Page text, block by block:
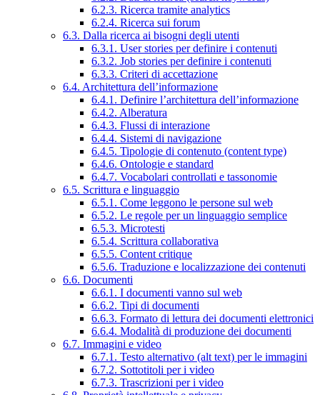
6.2.3. Ricerca tramite analytics
6.2.4. Ricerca sui forum
6.3. Dalla ricerca ai bisogni degli utenti
6.3.1. User stories per definire i contenuti
6.3.2. Job stories per definire i contenuti
6.3.3. Criteri di accettazione
6.4. Architettura dell’informazione
6.4.1. Definire l’architettura dell’informazione
6.4.2. Alberatura
6.4.3. Flussi di interazione
6.4.4. Sistemi di navigazione
6.4.5. Tipologie di contenuto (content type)
6.4.6. Ontologie e standard
6.4.7. Vocabolari controllati e tassonomie
6.5. Scrittura e linguaggio
6.5.1. Come leggono le persone sul web
6.5.2. Le regole per un linguaggio semplice
6.5.3. Microtesti
6.5.4. Scrittura collaborativa
6.5.5. Content critique
6.5.6. Traduzione e localizzazione dei contenuti
6.6. Documenti
6.6.1. I documenti vanno sul web
6.6.2. Tipi di documenti
6.6.3. Formato di lettura dei documenti elettronici
6.6.4. Modalità di produzione dei documenti
6.7. Immagini e video
6.7.1. Testo alternativo (alt text) per le immagini
6.7.2. Sottotitoli per i video
6.7.3. Trascrizioni per i video